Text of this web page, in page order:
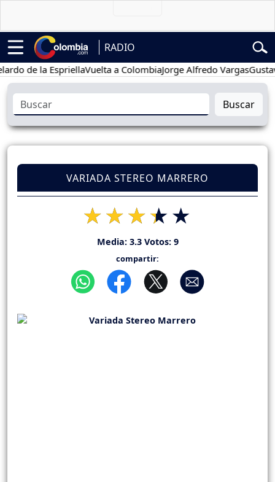
RADIO
la EspriellaVuelta a ColombiaJorge Alfredo VargasGustavo
Buscar
VARIADA STEREO MARRERO
Media: 3.3Votos: 9
compartir: